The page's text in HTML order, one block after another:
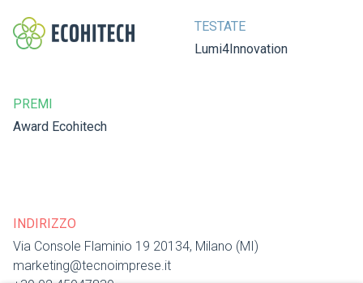
TESTATE
Lumi4Innovation
PREMI
Award Ecohitech
INDIRIZZO
Via Console Flaminio 19 20134, Milano (MI)
marketing@tecnoimprese.it